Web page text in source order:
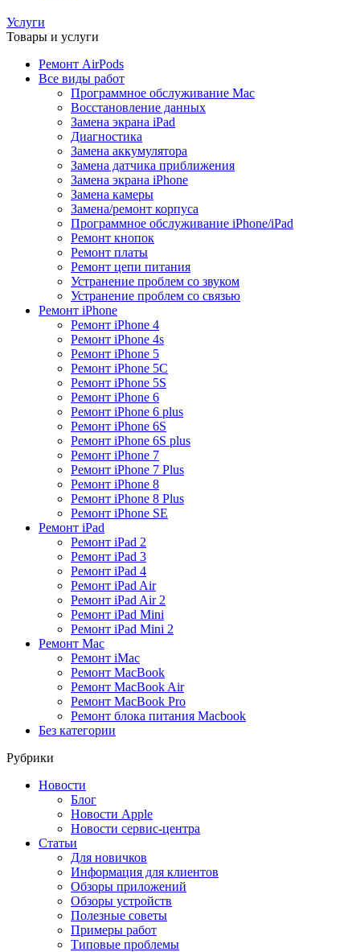
Услуги
Товары и услуги
Ремонт AirPods
Все виды работ
Программное обслуживание Mac
Восстановление данных
Замена экрана iPad
Диагностика
Замена аккумулятора
Замена датчика приближения
Замена экрана iPhone
Замена камеры
Замена/ремонт корпуса
Программное обслуживание iPhone/iPad
Ремонт кнопок
Ремонт платы
Ремонт цепи питания
Устранение проблем со звуком
Устранение проблем со связью
Ремонт iPhone
Ремонт iPhone 4
Ремонт iPhone 4s
Ремонт iPhone 5
Ремонт iPhone 5C
Ремонт iPhone 5S
Ремонт iPhone 6
Ремонт iPhone 6 plus
Ремонт iPhone 6S
Ремонт iPhone 6S plus
Ремонт iPhone 7
Ремонт iPhone 7 Plus
Ремонт iPhone 8
Ремонт iPhone 8 Plus
Ремонт iPhone SE
Ремонт iPad
Ремонт iPad 2
Ремонт iPad 3
Ремонт iPad 4
Ремонт iPad Air
Ремонт iPad Air 2
Ремонт iPad Mini
Ремонт iPad Mini 2
Ремонт Mac
Ремонт iMac
Ремонт MacBook
Ремонт MacBook Air
Ремонт MacBook Pro
Ремонт блока питания Macbook
Без категории
Рубрики
Новости
Блог
Новости Apple
Новости сервис-центра
Статьи
Для новичков
Информация для клиентов
Обзоры приложений
Обзоры устройств
Полезные советы
Примеры работ
Типовые проблемы